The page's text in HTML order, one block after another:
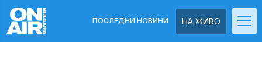
НА ЖИВО
ПОСЛЕДНИ НОВИНИ